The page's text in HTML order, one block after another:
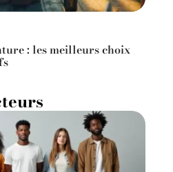
: les meilleurs choix